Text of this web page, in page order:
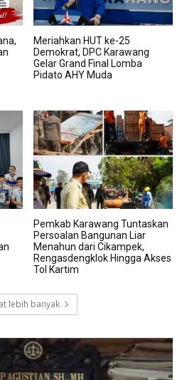
Meriahkan HUT ke-25
Demokrat, DPC Karawang
Gelar Grand Final Lomba
Pidato AHY Muda
Pemkab Karawang Tuntaskan
Persoalan Bangunan Liar
Menahun dari Cikampek,
Rengasdengklok Hingga Akses
Tol Kartim
lebih banyak